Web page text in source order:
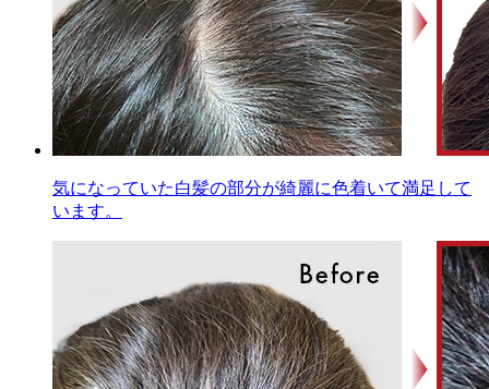
気になっていた白髪の部分が綺麗に色着いて満足して
います。